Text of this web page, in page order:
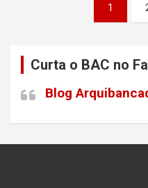
1
Curta o BAC no
Blog